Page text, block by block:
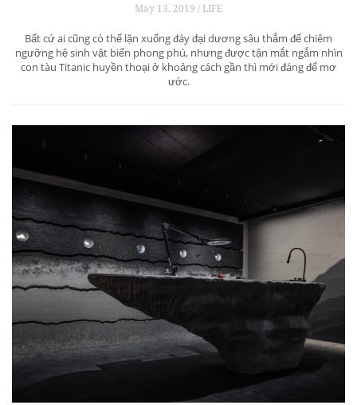
May 13, 2019 / LIFE
Bất cứ ai cũng có thể lặn xuống đáy đại dương sâu thẳm để chiêm
ngưỡng hệ sinh vật biển phong phú, nhưng được tận mắt ngắm nhìn
con tàu Titanic huyền thoại ở khoảng cách gần thì mới đáng để mơ
ước.